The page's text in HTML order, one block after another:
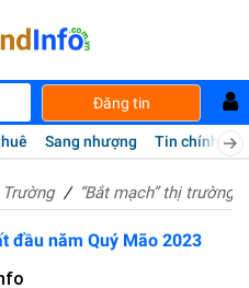
Đăng tin
Sang nhượng Tin chính chủ
“Bắt mạch” thị trường
đầu năm Quý Mão 2023